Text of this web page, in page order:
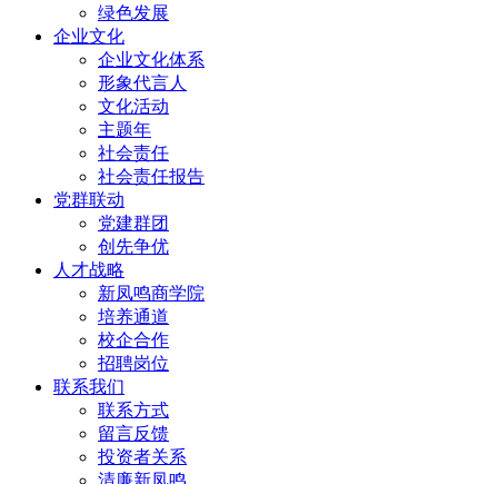
绿色发展
企业文化
企业文化体系
形象代言人
文化活动
主题年
社会责任
社会责任报告
党群联动
党建群团
创先争优
人才战略
新凤鸣商学院
培养通道
校企合作
招聘岗位
联系我们
联系方式
留言反馈
投资者关系
清廉新凤鸣